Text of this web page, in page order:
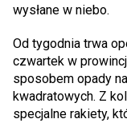
wysłane w niebo.
Od tygodnia trwa
czwartek w
sposobem opady
kwadratowych. Z
specjalne rakiety,